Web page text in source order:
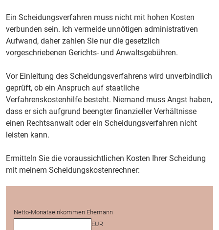
Ein Scheidungsverfahren muss nicht mit hohen Kosten
verbunden sein. Ich vermeide unnötigen administrativen
Aufwand, daher zahlen Sie nur die gesetzlich
vorgeschriebenen Gerichts- und Anwaltsgebühren.
Vor Einleitung des Scheidungsverfahrens wird unverbindlich
geprüft, ob ein Anspruch auf staatliche
Verfahrenskostenhilfe besteht. Niemand muss Angst haben,
dass er sich aufgrund beengter finanzieller Verhältnisse
einen Rechtsanwalt oder ein Scheidungsverfahren nicht
leisten kann.
Ermitteln Sie die voraussichtlichen Kosten Ihrer Scheidung
mit meinem Scheidungskostenrechner:
Netto-Monatseinkommen Ehemann
EUR